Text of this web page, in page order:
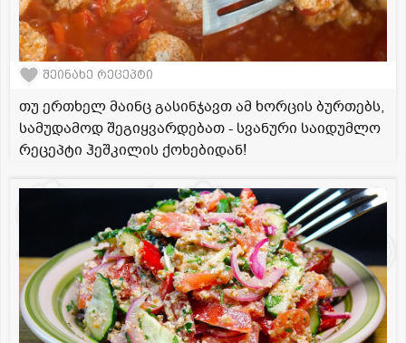
შეინახე რეცეპტი
თუ ერთხელ მაინც გასინჯავთ ამ ხორცის ბურთებს,
სამუდამოდ შეგიყვარდებათ - სვანური საიდუმლო
რეცეპტი ჰეშკილის ქოხებიდან!